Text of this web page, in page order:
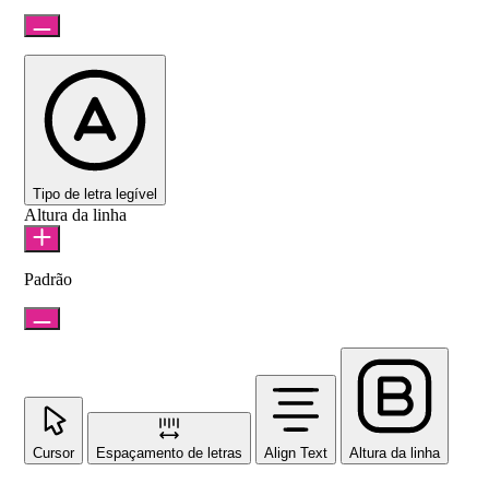
Tipo de letra legível
Altura da linha
Padrão
Cursor Espaçamento de letras Align Text Altura da linha